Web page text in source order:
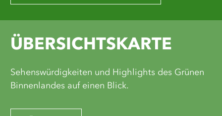
ÜBERSICHTSKARTE
Sehenswürdigkeiten und Highlights des Grünen
Binnenlandes auf einen Blick.